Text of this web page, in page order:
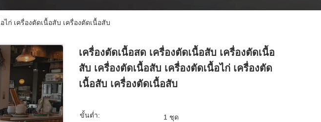
ไก่ เครื่องตัดเนื้อสับ เครื่องตัดเนื้อสับ
เครื่องตัดเนื้อสด เครื่องตัดเนื้อสับ เครื่องตัดเนื้อ
สับ เครื่องตัดเนื้อสับ เครื่องตัดเนื้อไก่ เครื่องตัด
เนื้อสับ เครื่องตัดเนื้อสับ
ขั้นต่ำ: 1 ชุด